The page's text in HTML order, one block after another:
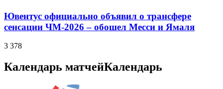
Ювентус официально объявил о трансфере
сенсации ЧМ-2026 – обошел Месси и Ямаля
3 378
Календарь матчейКалендарь